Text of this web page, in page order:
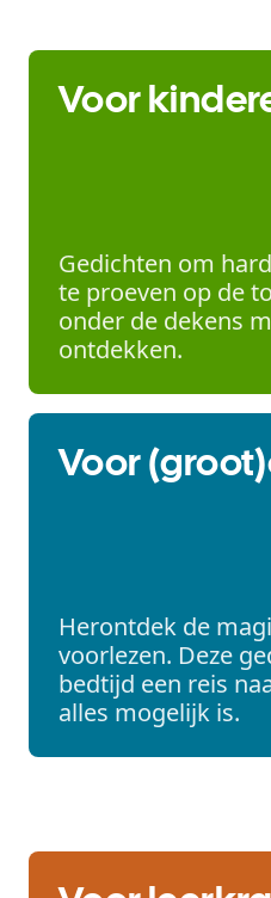
Voor
Gedichten om
te proeven op de
onder de dekens
ontdekken.
Voor
Herontdek de
voorlezen. Deze
bedtijd een reis
alles mogelijk is.